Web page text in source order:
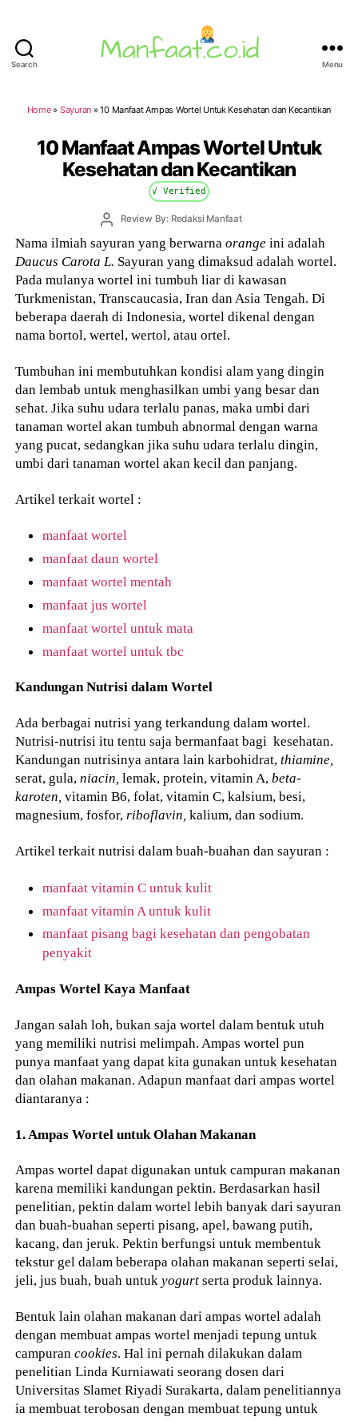
Search Menu
Home» Sayuran »10 Manfaat Ampas Wortel Untuk Kesehatan dan Kecantikan
10 Manfaat Ampas Wortel Untuk
Kesehatan dan Kecantikan
√ Verified
PostReview By: Redaksi Manfaat
Nama ilmiah sayuran yang berwarnaorange ini adalah
Daucus Carota L. Sayuran yang dimaksud adalah wortel.
Pada mulanya wortel ini tumbuh liar di kawasan
Turkmenistan, Transcaucasia, Iran dan Asia Tengah. Di
beberapa daerah di Indonesia, wortel dikenal dengan
nama bortol, wertel, wertol, atau ortel.
Tumbuhan ini membutuhkan kondisi alam yang dingin
dan lembab untuk menghasilkan umbi yang besar dan
sehat. Jika suhu udara terlalu panas, maka umbi dari
tanaman wortel akan tumbuh abnormal dengan warna
yang pucat, sedangkan jika suhu udara terlalu dingin,
umbi dari tanaman wortel akan kecil dan panjang.
Artikel terkait wortel :
manfaat wortel
manfaat daun wortel
manfaat wortel mentah
manfaat jus wortel
manfaat wortel untuk mata
manfaat wortel untuk tbc
Kandungan Nutrisi dalam Wortel
Ada berbagai nutrisi yang terkandung dalam wortel.
Nutrisi-nutrisi itu tentu saja bermanfaat bagi kesehatan.
Kandungan nutrisinya antara lain karbohidrat,thiamine,
serat, gula,niacin,lemak, protein, vitamin A,beta-
karoten,vitamin B6, folat, vitamin C, kalsium, besi,
magnesium, fosfor,riboflavin,kalium, dan sodium.
Artikel terkait nutrisi dalam buah-buahan dan sayuran :
manfaat vitamin C untuk kulit
manfaat vitamin A untuk kulit
manfaat pisang bagi kesehatan dan pengobatan
penyakit
Ampas Wortel Kaya Manfaat
Jangan salah loh, bukan saja wortel dalam bentuk utuh
yang memiliki nutrisi melimpah. Ampas wortel pun
punya manfaat yang dapat kita gunakan untuk kesehatan
dan olahan makanan. Adapun manfaat dari ampas wortel
diantaranya :
1. Ampas Wortel untuk Olahan Makanan
Ampas wortel dapat digunakan untuk campuran makanan
karena memiliki kandungan pektin. Berdasarkan hasil
penelitian, pektin dalam wortel lebih banyak dari sayuran
dan buah-buahan seperti pisang, apel, bawang putih,
kacang, dan jeruk. Pektin berfungsi untuk membentuk
tekstur gel dalam beberapa olahan makanan seperti selai,
jeli, jus buah, buah untukyogurtserta produk lainnya.
Bentuk lain olahan makanan dari ampas wortel adalah
dengan membuat ampas wortel menjadi tepung untuk
campurancookies. Hal ini pernah dilakukan dalam
penelitian Linda Kurniawati seorang dosen dari
Universitas Slamet Riyadi Surakarta, dalam penelitiannya
ia membuat terobosan dengan membuat tepung untuk